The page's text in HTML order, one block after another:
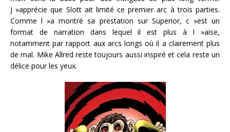
J »apprécie que Slott ait limité ce premier arc à trois parties.
Comme l »a montré sa prestation sur Superior, c »est un
format de narration dans lequel il est plus à l »aise,
notamment par rapport aux arcs longs où il a clairement plus
de mal. Mike Allred reste toujours aussi inspiré et cela reste un
délice pour les yeux.